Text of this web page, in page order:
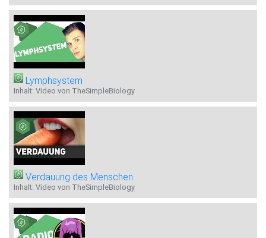
Lymphsystem
Inhalt: Video von TheSimpleBiology
Verdauung des Menschen
Inhalt: Video von TheSimpleBiology